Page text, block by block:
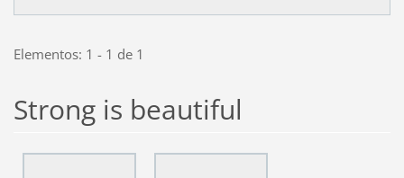
Elementos: 1 - 1 de 1
Strong is beautiful